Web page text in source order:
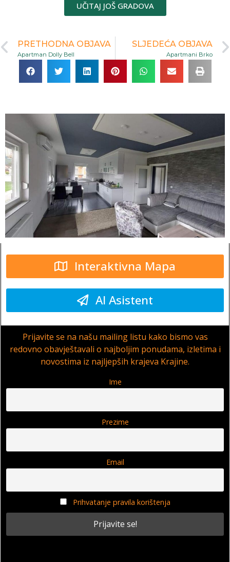
UČITAJ JOŠ GRADOVA
PRETHODNA OBJAVA
Apartman Dolly Bell
SLJEDEĆA OBJAVA
Apartmani Brko
Interaktivna Mapa
AI Asistent
Prijavite se na našu mailing listu kako bismo vas
redovno obavještavali o najboljim ponudama, izletima i
novostima iz najljepših krajeva Krajine.
Ime
Prezime
Email
Prihvatanje pravila korištenja